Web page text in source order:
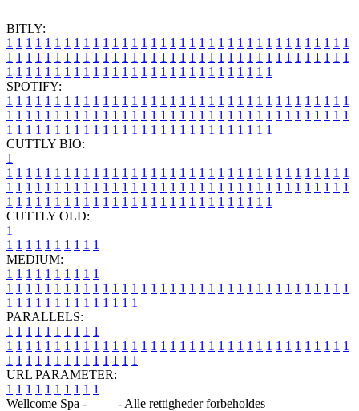
BITLY:
1 1 1 1 1 1 1 1 1 1 1 1 1 1 1 1 1 1 1 1 1 1 1 1 1 1 1 1 1 1 1 1 1 1 1 1
1 1 1 1 1 1 1 1 1 1 1 1 1 1 1 1 1 1 1 1 1 1 1 1 1 1 1 1 1 1 1 1 1 1 1 1
1 1 1 1 1 1 1 1 1 1 1 1 1 1 1 1 1 1 1 1 1 1 1 1 1 1 1 1
SPOTIFY:
1 1 1 1 1 1 1 1 1 1 1 1 1 1 1 1 1 1 1 1 1 1 1 1 1 1 1 1 1 1 1 1 1 1 1 1
1 1 1 1 1 1 1 1 1 1 1 1 1 1 1 1 1 1 1 1 1 1 1 1 1 1 1 1 1 1 1 1 1 1 1 1
1 1 1 1 1 1 1 1 1 1 1 1 1 1 1 1 1 1 1 1 1 1 1 1 1 1 1 1
CUTTLY BIO:
1
1 1 1 1 1 1 1 1 1 1 1 1 1 1 1 1 1 1 1 1 1 1 1 1 1 1 1 1 1 1 1 1 1 1 1 1
1 1 1 1 1 1 1 1 1 1 1 1 1 1 1 1 1 1 1 1 1 1 1 1 1 1 1 1 1 1 1 1 1 1 1 1
1 1 1 1 1 1 1 1 1 1 1 1 1 1 1 1 1 1 1 1 1 1 1 1 1 1 1 1
CUTTLY OLD:
1
1 1 1 1 1 1 1 1 1 1
MEDIUM:
1 1 1 1 1 1 1 1 1 1
1 1 1 1 1 1 1 1 1 1 1 1 1 1 1 1 1 1 1 1 1 1 1 1 1 1 1 1 1 1 1 1 1 1 1 1
1 1 1 1 1 1 1 1 1 1 1 1 1 1
PARALLELS:
1 1 1 1 1 1 1 1 1 1
1 1 1 1 1 1 1 1 1 1 1 1 1 1 1 1 1 1 1 1 1 1 1 1 1 1 1 1 1 1 1 1 1 1 1 1
1 1 1 1 1 1 1 1 1 1 1 1 1 1
URL PARAMETER:
1 1 1 1 1 1 1 1 1 1
Wellcome Spa -
- Alle rettigheder forbeholdes